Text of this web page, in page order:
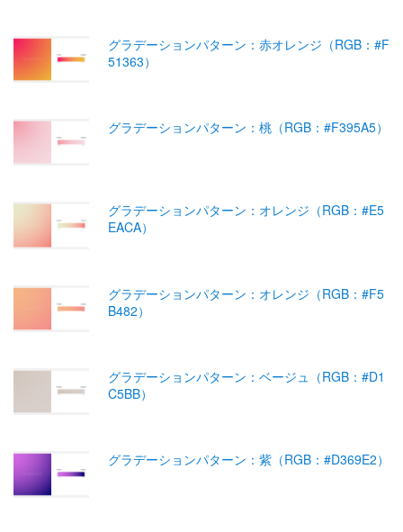
グラデーションパターン：赤オレンジ（RGB：#F
51363）
グラデーションパターン：桃（RGB：#F395A5）
グラデーションパターン：オレンジ（RGB：#E5
EACA）
グラデーションパターン：オレンジ（RGB：#F5
B482）
グラデーションパターン：ベージュ（RGB：#D1
C5BB）
グラデーションパターン：紫（RGB：#D369E2）